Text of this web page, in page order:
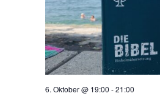
6. Oktober @ 19:00 -21:00